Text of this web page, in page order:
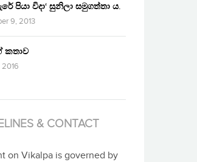
පියා විදා‘ සුනිලා සමුගත්තා ය.
9, 2013
කතාව
& CONTACT
on Vikalpa is governed by